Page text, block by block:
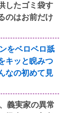
したゴミ袋す
のはお前だけ
をベロベロ舐
キッと睨みつ
なの初めて見
義実家の異常